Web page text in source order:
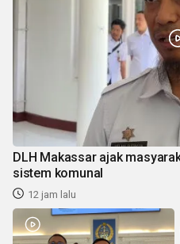
DLH Makassar ajak
sistem komunal
12 jam lalu